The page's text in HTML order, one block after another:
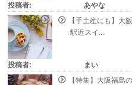
投稿者:
あやな
【手土産にも】大
駅近スイ...
投稿者:
まい
【特集】大阪福島